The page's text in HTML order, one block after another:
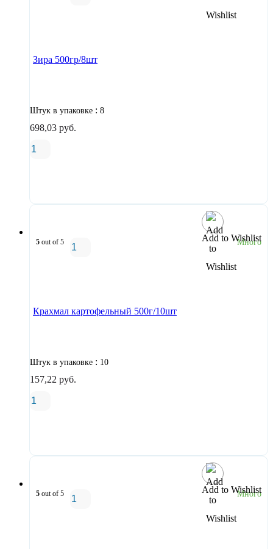
Зира 500гр/8шт
Штук в упаковке : 8
698,03 руб.
Add to Wishlist
5 out of 5 Много
Крахмал картофельный 500г/10шт
Штук в упаковке : 10
157,22 руб.
Add to Wishlist
5 out of 5 Много